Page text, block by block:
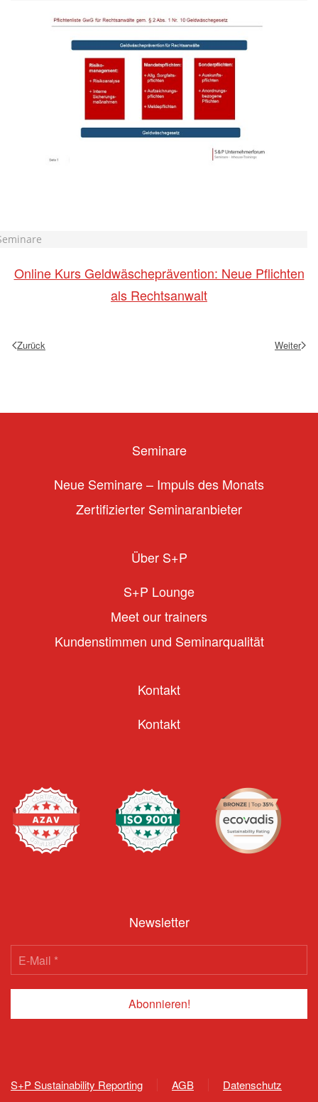
Online Kurs Geldwäscheprävention: Neue Pflichten
als Rechtsanwalt
Zurück Weiter
Seminare
Neue Seminare – Impuls des Monats
Zertifizierter Seminaranbieter
Über S+P
S+P Lounge
Meet our trainers
Kundenstimmen und Seminarqualität
Kontakt
Kontakt
Newsletter
S+P Sustainability Reporting AGB Datenschutz